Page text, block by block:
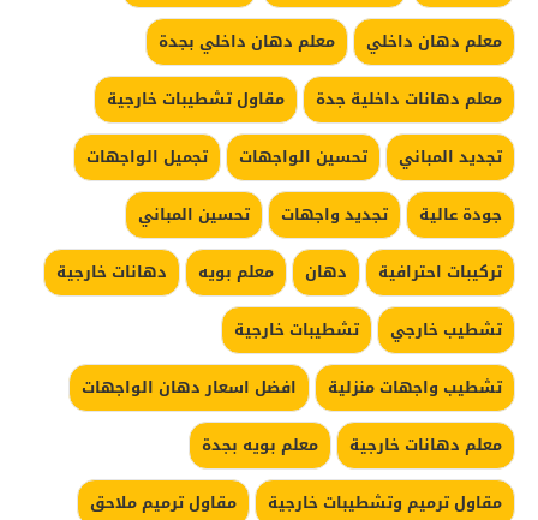
معلم دهان داخلي
معلم دهان داخلي بجدة
معلم دهانات داخلية جدة
مقاول تشطيبات خارجية
تجديد المباني
تحسين الواجهات
تجميل الواجهات
جودة عالية
تجديد واجهات
تحسين المباني
تركيبات احترافية
دهان معلم بويه
دهانات خارجية
تشطيب خارجي
تشطيبات خارجية
تشطيب واجهات منزلية
افضل اسعار دهان الواجهات
معلم دهانات خارجية
معلم بويه بجدة
مقاول ترميم وتشطيبات خارجية
مقاول ترميم ملاحق